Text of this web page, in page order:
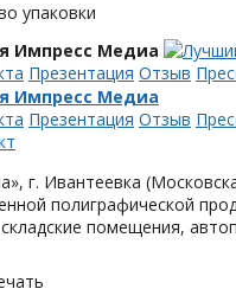
упаковки
Импресс Медиа
Презентация Отзыв
Импресс Медиа
Презентация Отзыв
г. Ивантеевка
полиграфической
помещения,